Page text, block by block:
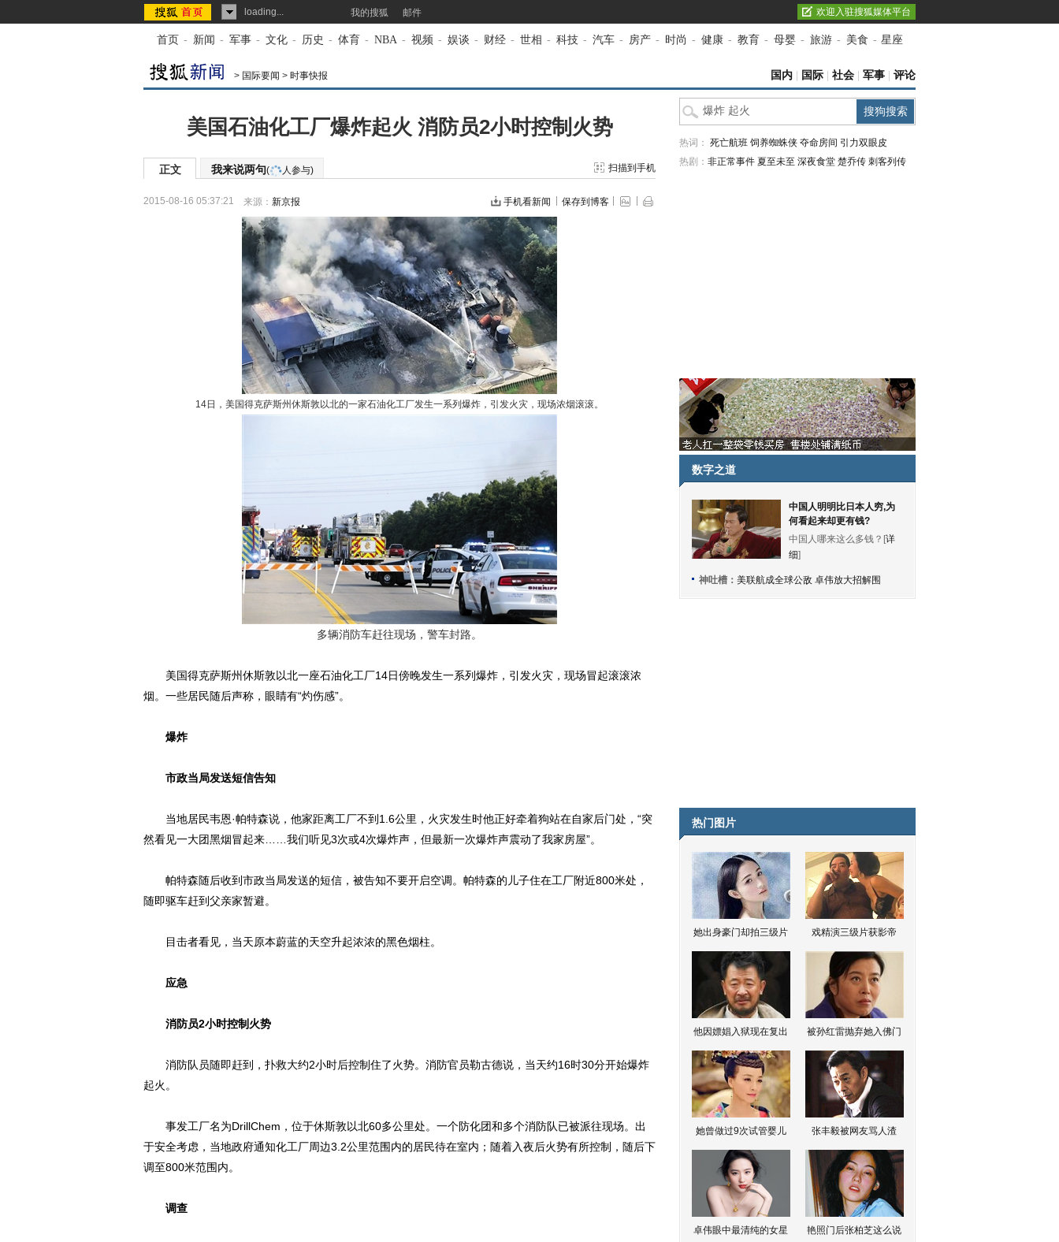
loading... 我的搜狐 邮件 欢迎入驻搜狐媒体平台
首页 - 新闻 - 军事 - 文化 - 历史 - 体育 - NBA - 视频 - 娱谈 - 财经 - 世相 - 科技 - 汽车 - 房产 - 时尚 - 健康 - 教育 - 母婴 - 旅游 - 美食 - 星座
> 国际要闻 > 时事快报 国内 国际 社会 军事 评论
美国石油化工厂爆炸起火 消防员2小时控制火势
正文 我来说两句( 人参与) 扫描到手机
2015-08-16 05:37:21 来源： 新京报 手机看新闻 保存到博客
14日，美国得克萨斯州休斯敦以北的一家石油化工厂发生一系列爆炸，引发火灾，现场浓烟滚滚。
多辆消防车赶往现场，警车封路。
美国得克萨斯州休斯敦以北一座石油化工厂14日傍晚发生一系列爆炸，引发火灾，现场冒起滚滚浓
烟。一些居民随后声称，眼睛有“灼伤感”。
爆炸
市政当局发送短信告知
当地居民韦恩·帕特森说，他家距离工厂不到1.6公里，火灾发生时他正好牵着狗站在自家后门处，“突
然看见一大团黑烟冒起来……我们听见3次或4次爆炸声，但最新一次爆炸声震动了我家房屋”。
帕特森随后收到市政当局发送的短信，被告知不要开启空调。帕特森的儿子住在工厂附近800米处，
随即驱车赶到父亲家暂避。
目击者看见，当天原本蔚蓝的天空升起浓浓的黑色烟柱。
应急
消防员2小时控制火势
消防队员随即赶到，扑救大约2小时后控制住了火势。消防官员勒古德说，当天约16时30分开始爆炸
起火。
事发工厂名为DrillChem，位于休斯敦以北60多公里处。一个防化团和多个消防队已被派往现场。出
于安全考虑，当地政府通知化工厂周边3.2公里范围内的居民待在室内；随着入夜后火势有所控制，随后下
调至800米范围内。
调查
热词： 死亡航班 饲养蜘蛛侠 夺命房间 引力双眼皮
热剧： 非正常事件 夏至未至 深夜食堂 楚乔传 刺客列传
数字之道
中国人明明比日本人穷,为
何看起来却更有钱?
中国人哪来这么多钱？[详
细]
神吐槽： 美联航成全球公敌 卓伟放大招解围
热门图片
她出身豪门却拍三级片 戏精演三级片获影帝
他因嫖娼入狱现在复出 被孙红雷抛弃她入佛门
她曾做过9次试管婴儿 张丰毅被网友骂人渣
卓伟眼中最清纯的女星 艳照门后张柏芝这么说